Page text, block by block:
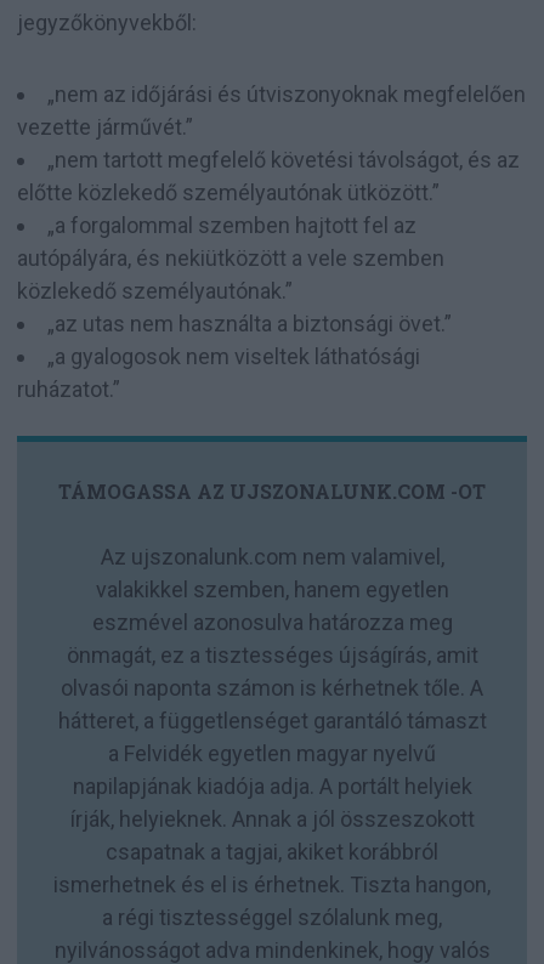
jegyzőkönyvekből:
„nem az időjárási és útviszonyoknak megfelelően
vezette járművét.”
„nem tartott megfelelő követési távolságot, és az
előtte közlekedő személyautónak ütközött.”
„a forgalommal szemben hajtott fel az
autópályára, és nekiütközött a vele szemben
közlekedő személyautónak.”
„az utas nem használta a biztonsági övet.”
„a gyalogosok nem viseltek láthatósági
ruházatot.”
TÁMOGASSA AZ UJSZONALUNK.COM -OT
Az ujszonalunk.com nem valamivel,
valakikkel szemben, hanem egyetlen
eszmével azonosulva határozza meg
önmagát, ez a tisztességes újságírás, amit
olvasói naponta számon is kérhetnek tőle. A
hátteret, a függetlenséget garantáló támaszt
a Felvidék egyetlen magyar nyelvű
napilapjának kiadója adja. A portált helyiek
írják, helyieknek. Annak a jól összeszokott
csapatnak a tagjai, akiket korábbról
ismerhetnek és el is érhetnek. Tiszta hangon,
a régi tisztességgel szólalunk meg,
nyilvánosságot adva mindenkinek, hogy valós